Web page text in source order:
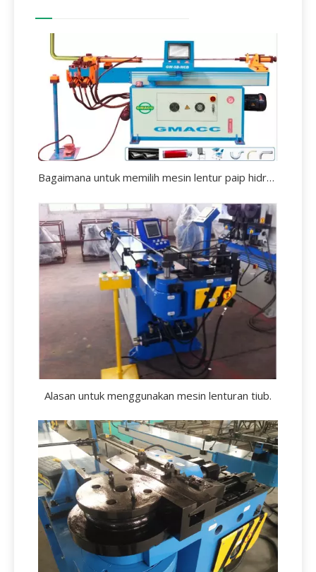
Bagaimana untuk memilih mesin lentur paip hidraulik?
Alasan untuk menggunakan mesin lenturan tiub.